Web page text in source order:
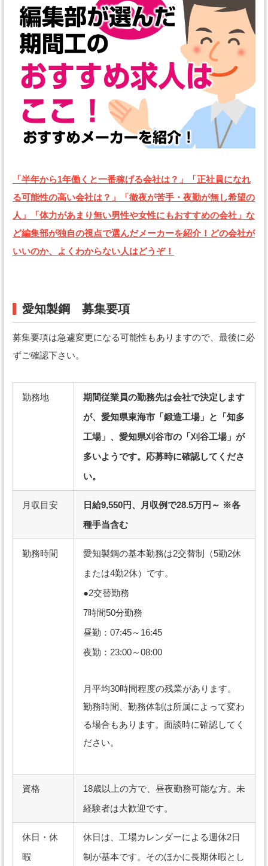
「半年から1年働くと一番稼げる会社は？」「正社員になれ
る可能性の高い会社は？」「徹夜が苦手・夜勤が無し希望の
人」「体力があまり無い男性や女性にもおすすめの会社」な
ど編集部が独自の視点で選んだメーカーを紹介！どの会社が
いいのか、よくわからない人はどうぞ！
愛知製鋼 募集要項
募集要項は急遽変更になる可能性もありますので、最後に必
ずご確認下さい。
勤務地
期間従業員の勤務先は会社で決定します
が、愛知県東海市「鍛造工場」と「知多
工場」、愛知県刈谷市の「刈谷工場」が
多いようです。応募時に確認してくださ
い。
月収目安
日給9,550円、月収例で28.5万円～ ※各
種手当含む
勤務時間
愛知製鋼の基本勤務は2交替制（5勤2休
または4勤2休）です。
●2交替勤務
7時間50分勤務
昼勤：07:45～16:45
夜勤：23:00～08:00
月平均30時間程度の残業があります。
勤務時間、勤務体制は所属によって変わ
る場合もあります。面談時に確認してく
ださい。
資格
18歳以上の方で、昼夜勤務可能な方。未
経験者は大歓迎です。
休日・休
暇
休日は、工場カレンダーによる週休2日
制が基本です。そのほかに長期休暇とし